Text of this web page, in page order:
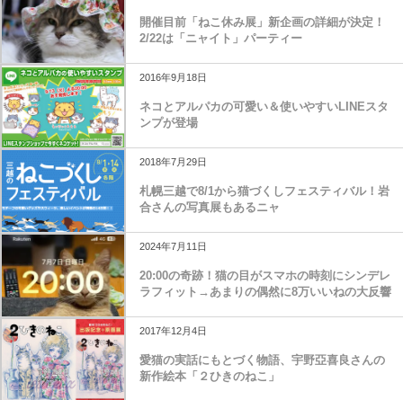
開催目前「ねこ休み展」新企画の詳細が決定！
2/22は「ニャイト」パーティー
2016年9月18日
ネコとアルパカの可愛い＆使いやすいLINEスタ
ンプが登場
2018年7月29日
札幌三越で8/1から猫づくしフェスティバル！岩
合さんの写真展もあるニャ
2024年7月11日
20:00の奇跡！猫の目がスマホの時刻にシンデレ
ラフィット→あまりの偶然に8万いいねの大反響
2017年12月4日
愛猫の実話にもとづく物語、宇野亞喜良さんの
新作絵本「２ひきのねこ」